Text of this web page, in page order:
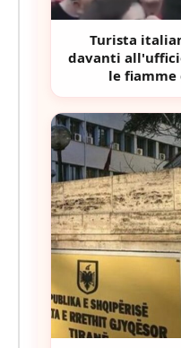
Turista
davanti
le